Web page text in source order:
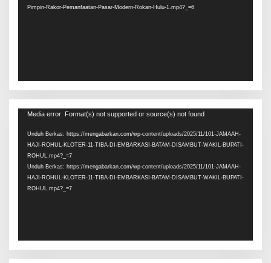
Pimpin-Rakor-Pemanfaatan-Pasar-Modern-Rokan-Hulu-1.mp4?_=6
Pemutar
Media error: Format(s) not supported or source(s) not found
Unduh Berkas: https://mengabarkan.com/wp-content/uploads/2025/11/101-JAMAAH-
HAJI-ROHUL-KLOTER-11-TIBA-DI-EMBARKASI-BATAM-DISAMBUT-WAKIL-BUPATI-
ROHUL.mp4?_=7
Unduh Berkas: https://mengabarkan.com/wp-content/uploads/2025/11/101-JAMAAH-
HAJI-ROHUL-KLOTER-11-TIBA-DI-EMBARKASI-BATAM-DISAMBUT-WAKIL-BUPATI-
ROHUL.mp4?_=7